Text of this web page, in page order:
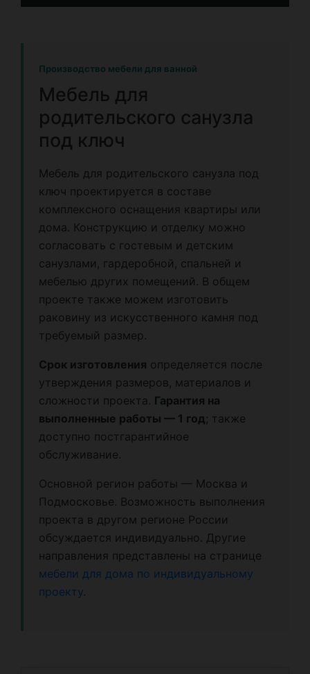
Производство мебели для ванной
Мебель для
родительского санузла
под ключ
Мебель для родительского санузла под
ключ проектируется в составе
комплексного оснащения квартиры или
дома. Конструкцию и отделку можно
согласовать с гостевым и детским
санузлами, гардеробной, спальней и
мебелью других помещений. В общем
проекте также можем изготовить
раковину из искусственного камня под
требуемый размер.
Срок изготовления определяется после
утверждения размеров, материалов и
сложности проекта. Гарантия на
выполненные работы — 1 год; также
доступно постгарантийное
обслуживание.
Основной регион работы — Москва и
Подмосковье. Возможность выполнения
проекта в другом регионе России
обсуждается индивидуально. Другие
направления представлены на странице
мебели для дома по индивидуальному
проекту.